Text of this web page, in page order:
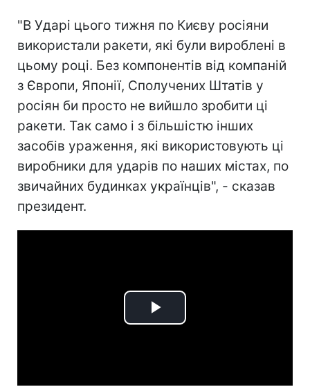
"В Ударі цього тижня по Києву росіяни
використали ракети, які були вироблені в
цьому році. Без компонентів від компаній
з Європи, Японії, Сполучених Штатів у
росіян би просто не вийшло зробити ці
ракети. Так само і з більшістю інших
засобів ураження, які використовують ці
виробники для ударів по наших містах, по
звичайних будинках українців", - сказав
президент.
Play